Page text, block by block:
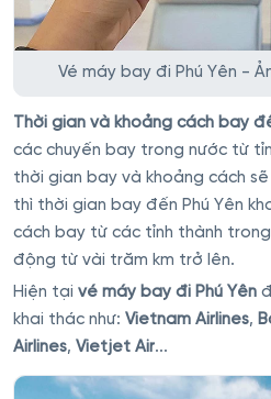
Vé máy bay đi Phú Yên -
Thời gian và khoảng cách bay
các chuyến bay trong nước từ
thời gian bay và khoảng cách
thì thời gian bay đến Phú Yên
cách bay từ các tỉnh thành
động từ vài trăm km trở lên.
Hiện tại vé máy bay đi Phú Yên
khai thác như: Vietnam Airlines,
Airlines, Vietjet Air...